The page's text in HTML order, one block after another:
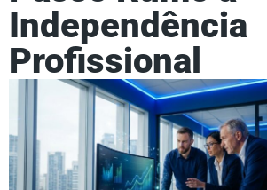
Independência
Profissional